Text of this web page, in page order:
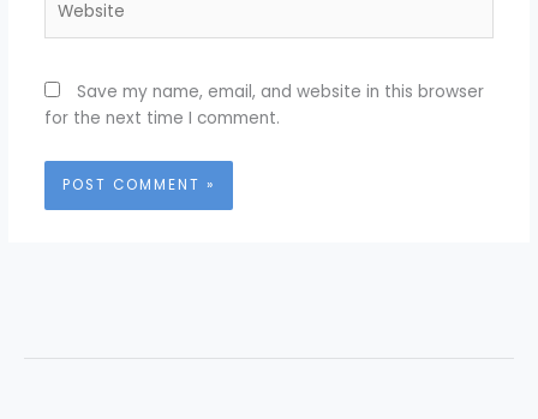
Save my name, email, and website in this browser
for the next time I comment.